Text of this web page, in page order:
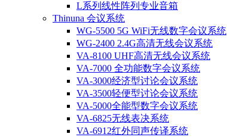
L系列线性阵列专业音箱
Thinuna 会议系统
WG-5500 5G WiFi无线数字会议系统
WG-2400 2.4G高清无线会议系统
VA-8100 UHF高清无线会议系统
VA-7000 全功能数字会议系统
VA-3000经济型讨论会议系统
VA-3500轻便型讨论会议系统
VA-5000全能型数字会议系统
VA-6825无线表决系统
VA-6912红外同声传译系统